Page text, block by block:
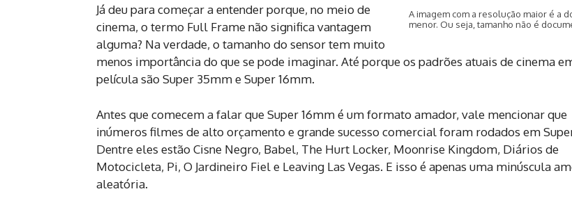
A imagem com a resolução maior é a
menor. Ou seja, tamanho não é
Já deu para começar a entender porque, no meio de
cinema, o termo Full Frame não significa vantagem
alguma? Na verdade, o tamanho do sensor tem muito
menos importância do que se pode imaginar. Até porque os padrões atuais de cinema
película são Super 35mm e Super 16mm.
Antes que comecem a falar que Super 16mm é um formato amador, vale mencionar que
inúmeros filmes de alto orçamento e grande sucesso comercial foram rodados em
Dentre eles estão Cisne Negro, Babel, The Hurt Locker, Moonrise Kingdom, Diários de
Motocicleta, Pi, O Jardineiro Fiel e Leaving Las Vegas. E isso é apenas uma minúscula
aleatória.